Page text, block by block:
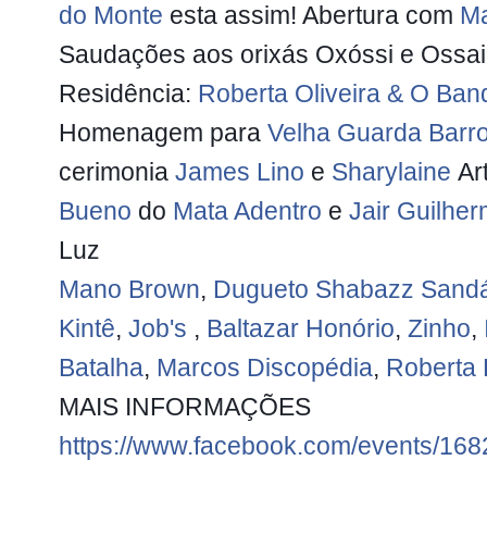
do Monte esta assim! Abertura com
Saudações aos orixás Oxóssi e
Residência: Roberta Oliveira & O
Homenagem para Velha Guarda
cerimonia James Lino e Sharylaine
Bueno do Mata Adentro e Jair
Luz
Mano Brown, Dugueto Shabazz
Kintê, Job's , Baltazar Honório, Zinho,
Batalha, Marcos Discopédia, Roberta
MAIS INFORMAÇÕES
https://www.facebook.com/events/